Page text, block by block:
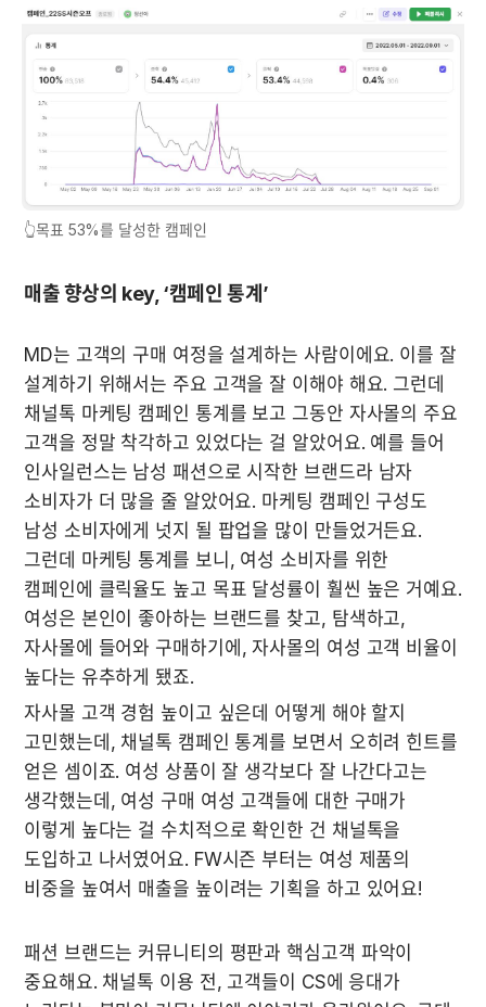
👆목표 53%를 달성한 캠페인
매출 향상의 key, ‘캠페인 통계’
MD는 고객의 구매 여정을 설계하는 사람이에요. 이를 잘
설계하기 위해서는 주요 고객을 잘 이해야 해요. 그런데
채널톡 마케팅 캠페인 통계를 보고 그동안 자사몰의 주요
고객을 정말 착각하고 있었다는 걸 알았어요. 예를 들어
인사일런스는 남성 패션으로 시작한 브랜드라 남자
소비자가 더 많을 줄 알았어요. 마케팅 캠페인 구성도
남성 소비자에게 넛지 될 팝업을 많이 만들었거든요.
그런데 마케팅 통계를 보니, 여성 소비자를 위한
캠페인에 클릭율도 높고 목표 달성률이 훨씬 높은 거예요.
여성은 본인이 좋아하는 브랜드를 찾고, 탐색하고,
자사몰에 들어와 구매하기에, 자사몰의 여성 고객 비율이
높다는 유추하게 됐죠.
자사몰 고객 경험 높이고 싶은데 어떻게 해야 할지
고민했는데, 채널톡 캠페인 통계를 보면서 오히려 힌트를
얻은 셈이죠. 여성 상품이 잘 생각보다 잘 나간다고는
생각했는데, 여성 구매 여성 고객들에 대한 구매가
이렇게 높다는 걸 수치적으로 확인한 건 채널톡을
도입하고 나서였어요. FW시즌 부터는 여성 제품의
비중을 높여서 매출을 높이려는 기획을 하고 있어요!
패션 브랜드는 커뮤니티의 평판과 핵심고객 파악이
중요해요. 채널톡 이용 전, 고객들이 CS에 응대가